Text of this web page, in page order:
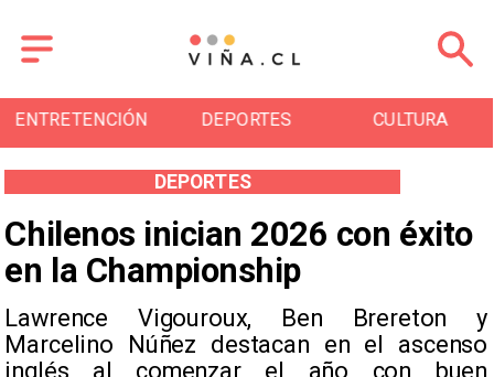
ENTRETENCIÓN DEPORTES CULTURA
Chilenos inician 2026 con éxito
en la Championship
Lawrence Vigouroux, Ben Brereton y
Marcelino Núñez destacan en el ascenso
inglés al comenzar el año con buen
DEPORTES